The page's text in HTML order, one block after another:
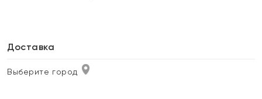
Доставка
Выберите город